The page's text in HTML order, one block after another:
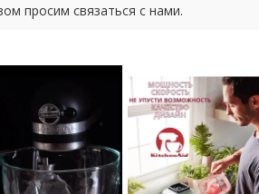
просим связаться с нами.